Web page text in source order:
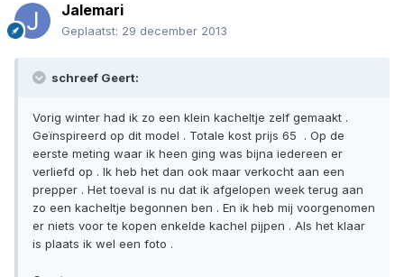
Jalemari
Geplaatst: 29 december 2013
schreef Geert:
Vorig winter had ik zo een klein kacheltje zelf gemaakt .
Geïnspireerd op dit model . Totale kost prijs 65  . Op de
eerste meting waar ik heen ging was bijna iedereen er
verliefd op . Ik heb het dan ook maar verkocht aan een
prepper . Het toeval is nu dat ik afgelopen week terug aan
zo een kacheltje begonnen ben . En ik heb mij voorgenomen
er niets voor te kopen enkelde kachel pijpen . Als het klaar
is plaats ik wel een foto .